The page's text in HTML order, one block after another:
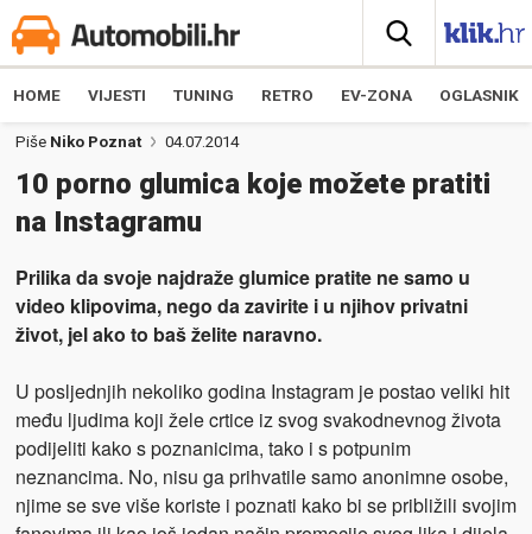
HOME VIJESTI TUNING RETRO EV-ZONA OGLASNIK
Piše Niko Poznat 04.07.2014
10 porno glumica koje možete pratiti
na Instagramu
Prilika da svoje najdraže glumice pratite ne samo u
video klipovima, nego da zavirite i u njihov privatni
život, jel ako to baš želite naravno.
U posljednjih nekoliko godina Instagram je postao veliki hit
među ljudima koji žele crtice iz svog svakodnevnog života
podijeliti kako s poznanicima, tako i s potpunim
neznancima. No, nisu ga prihvatile samo anonimne osobe,
njime se sve više koriste i poznati kako bi se približili svojim